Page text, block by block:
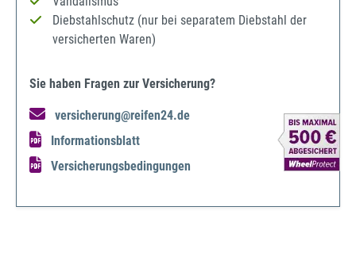
Diebstahlschutz (nur bei separatem Diebstahl der
versicherten Waren)
Sie haben Fragen zur Versicherung?
versicherung@reifen24.de
Informationsblatt
Versicherungsbedingungen